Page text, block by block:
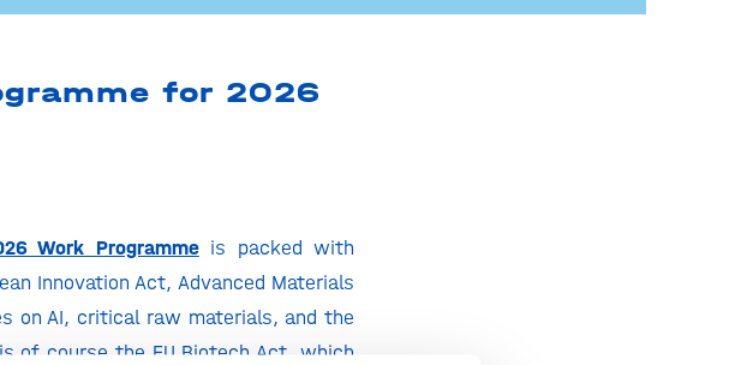
for 2026
Work Programmeis packed with
Innovation Act, Advanced Materials
on AI, critical raw materials, and the
of course the EU Biotech Act, which